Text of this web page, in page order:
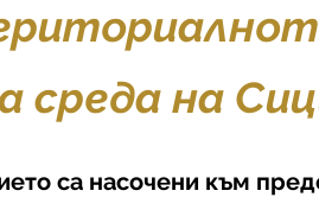
среда на
са насочени към